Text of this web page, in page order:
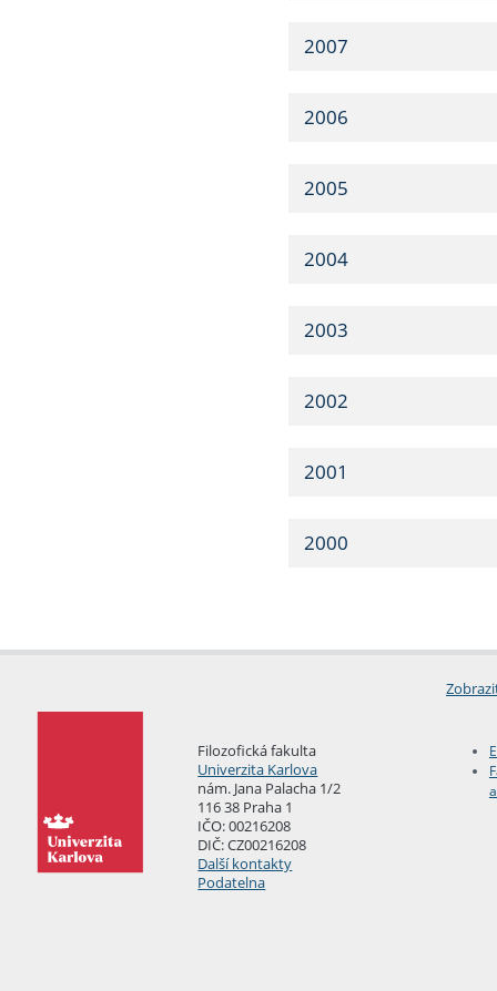
2007
2006
2005
2004
2003
2002
2001
2000
Filozofická fakulta
Univerzita Karlova
nám. Jana Palacha 1/2
116 38 Praha 1
IČO: 00216208
DIČ: CZ00216208
Další kontakty
Podatelna